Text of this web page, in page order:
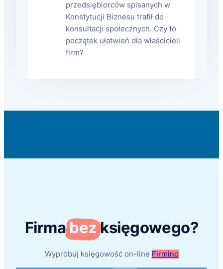
przedsiębiorców spisanych w
Konstytucji Biznesu trafił do
konsultacji społecznych. Czy to
początek ułatwień dla właścicieli
firm?
Firmabezksięgowego?
Wypróbuj księgowość on-line Firmino